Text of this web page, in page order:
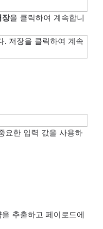
장을 클릭하여 계속합니
요한 입력 값을 사용하
추출하고 페이로드에